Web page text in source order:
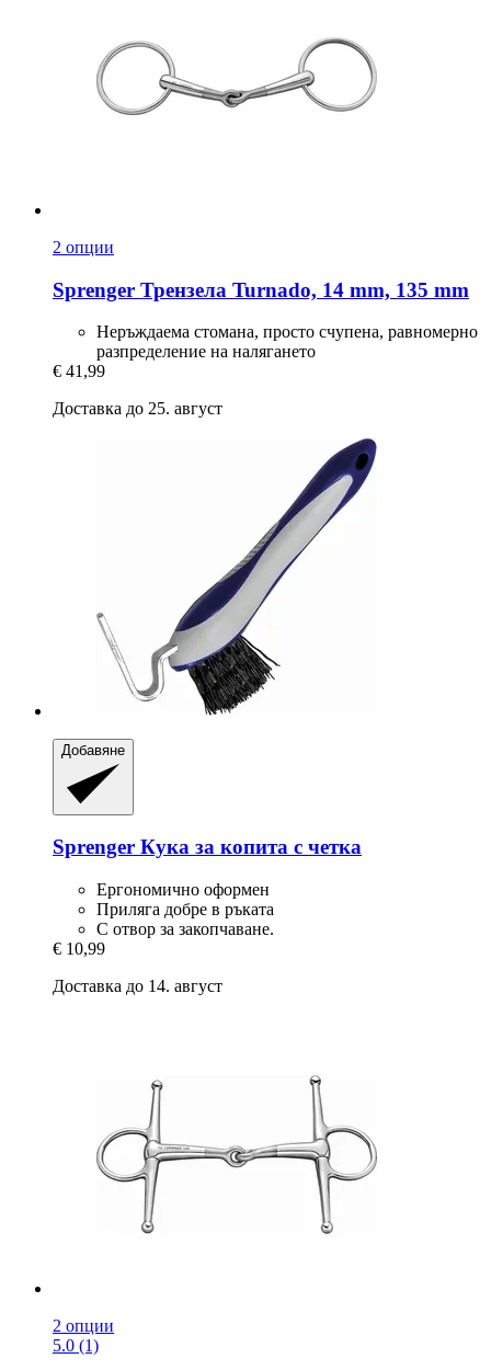
2 опции
Sprenger Трензела Turnado, 14 mm, 135 mm
Неръждаема стомана, просто счупена, равномерно
разпределение на налягането
€ 41,99
Доставка до 25. август
Добавяне
Sprenger Кука за копита с четка
Ергономично оформен
Приляга добре в ръката
С отвор за закопчаване.
€ 10,99
Доставка до 14. август
2 опции
5.0 (1)